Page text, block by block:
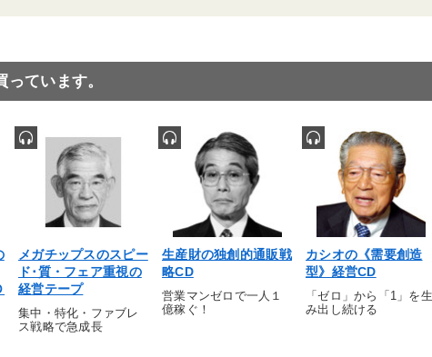
ています。
メガチップスのスピー
ド･質・フェア重視の
経営テープ
集中・特化・ファブレ
ス戦略で急成長
生産財の独創的通販戦
略CD
営業マンゼロで一人１
億稼ぐ！
カシオの《需要創造
型》経営CD
「ゼロ」から「1」を生
み出し続ける